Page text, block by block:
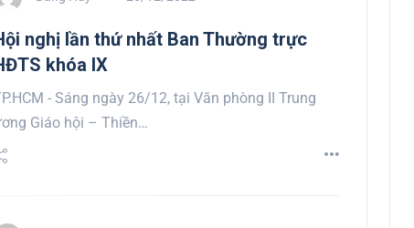
nghị lần thứ nhất Ban Thường trực
khóa IX
- Sáng ngày 26/12, tại Văn phòng II Trung
Giáo hội – Thiền…